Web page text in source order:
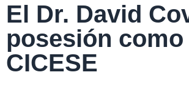
El Dr. David
posesión
CICESE